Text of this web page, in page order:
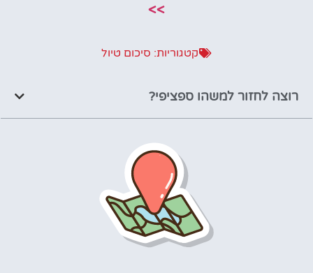
>>
קטגוריות: סיכום טיול
רוצה לחזור למשהו ספציפי?